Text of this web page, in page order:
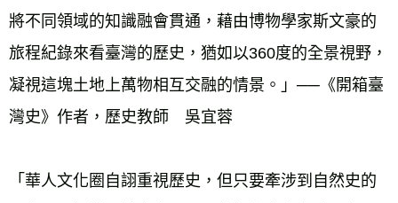
將不同領域的知識融會貫通，藉由博物學家斯文豪的
旅程紀錄來看臺灣的歷史，猶如以360度的全景視野，
凝視這塊土地上萬物相互交融的情景。」──《開箱臺
灣史》作者，歷史教師　吳宜蓉
「華人文化圈自詡重視歷史，但只要牽涉到自然史的